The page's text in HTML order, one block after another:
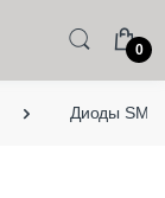
0
Диоды SMD